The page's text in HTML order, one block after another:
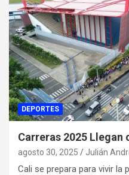
DEPORTES
Carreras 2025 Llegan
agosto 30, 2025 Julián
Cali se prepara para vivir la